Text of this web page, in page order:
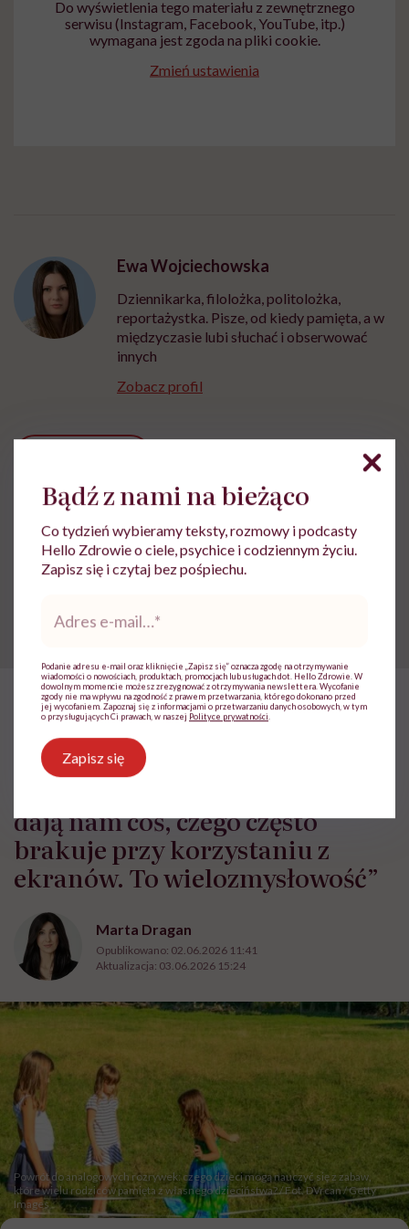
Do wyświetlenia tego materiału z zewnętrznego
serwisu (Instagram, Facebook, YouTube, itp.)
wymagana jest zgoda na pliki cookie.
Zmień ustawienia
Ewa Wojciechowska
Dziennikarka, filolożka, politolożka,
reportażystka. Pisze, od kiedy pamięta, a w
międzyczasie lubi słuchać i obserwować
innych
Zobacz profil
Powiązane tematy:
Cykl miesiączkowy Dziecko
HelloZdrowie: Życie › Rodzicielstwo › Dr Małgorzata
Dr Małgorzata Osowiecka-
dają nam coś, czego często
brakuje przy korzystaniu z
ekranów. To wielozmysłowość”
Marta Dragan
Opublikowano: 02.06.2026 11:41
Aktualizacja: 03.06.2026 15:24
Powrót do analogowych rozrywek: czego dzieci mogą nauczyć się z zabaw,
które wielu rodziców pamięta z własnego dzieciństwa? / Fot. DVrcan / Getty
Images
Bądź z nami na bieżąco
Co tydzień wybieramy teksty, rozmowy i podcasty
Hello Zdrowie o ciele, psychice i codziennym życiu.
Zapisz się i czytaj bez pośpiechu.
*
Podanie adresu e-mail oraz kliknięcie „Zapisz się” oznacza zgodę na otrzymywanie
wiadomości o nowościach, produktach, promocjach lub usługach dot. Hello Zdrowie. W
dowolnym momencie możesz zrezygnować z otrzymywania newslettera. Wycofanie
zgody nie ma wpływu na zgodność z prawem przetwarzania, którego dokonano przed
jej wycofaniem. Zapoznaj się z informacjami o przetwarzaniu danych osobowych, w tym
o przysługujących Ci prawach, w naszej Polityce prywatności
Zapisz się